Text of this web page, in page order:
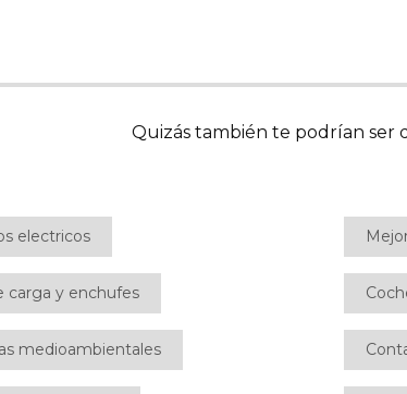
Quizás también te podrían ser
electricos
carga y enchufes
medioambientales